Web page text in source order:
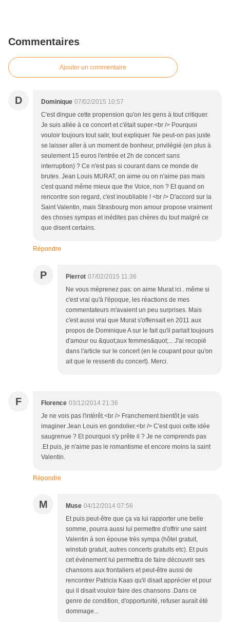
Commentaires
Ajouter un commentaire
D Dominique 07/02/2015 10:57
C'est dingue cette propension qu'on les gens à tout critiquer.
Je suis allée à ce concert et c'était super.<br /> Pourquoi
vouloir toujours tout salir, tout expliquer. Ne peut-on pas juste
se laisser aller à un moment de bonheur, privilégié (en plus à
seulement 15 euros l'entrée et 2h de concert sans
interruption) ? Ce n'est pas si courant dans ce monde de
brutes. Jean Louis MURAT, on aime ou on n'aime pas mais
c'est quand même mieux que the Voice, non ? Et quand on
rencontre son regard, c'est inoubliable ! <br /> D'accord sur la
Saint Valentin, mais Strasbourg mon amour propose vraiment
des choses sympas et inédites pas chères du tout malgré ce
que disent certains.
Répondre
P Pierrot 07/02/2015 11:36
Ne vous méprenez pas: on aime Murat ici.. même si
c'est vrai qu'à l'époque, les réactions de mes
commentateurs m'avaient un peu surprises. Mais
c'est aussi vrai que Murat s'offensait en 2011 aux
propos de Dominique A sur le fait qu'il parlait toujours
d'amour ou &quot;aux femmes&quot;... J'ai recopié
dans l'article sur le concert (en le coupant pour qu'on
ait que le ressenti du concert). Merci.
F Florence 03/12/2014 21:36
Je ne vois pas l'intérêt.<br /> Franchement bientôt je vais
imaginer Jean Louis en gondolier.<br /> C'est quoi cette idée
saugrenue ? Et pourquoi s'y prête il ? Je ne comprends pas
.Et puis, je n'aime pas le romantisme et encore moins la saint
Valentin.
Répondre
M Muse 04/12/2014 07:56
Et puis peut-être que ça va lui rapporter une belle
somme, pourra aussi lui permettre d'offrir une saint
Valentin à son épouse très sympa (hôtel gratuit,
winstub gratuit, autres concerts gratuits etc). Et puis
cet évènement lui permettra de faire découvrir ses
chansons aux frontaliers et peut-être aussi de
rencontrer Patricia Kaas qu'il disait apprécier et pour
qui il disait vouloir faire des chansons .Dans ce
genre de condition, d'opportunité, refuser aurait été
dommage...